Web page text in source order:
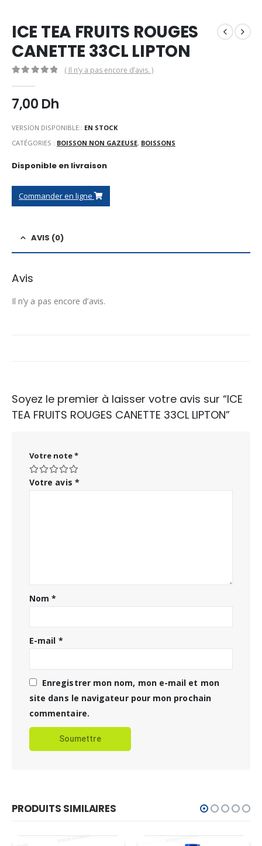
ICE TEA FRUITS ROUGES
CANETTE 33CL LIPTON
( Il n’y a pas encore d’avis. )
7,00 Dh
VERSION DISPONIBLE:: EN STOCK
CATÉGORIES : BOISSON NON GAZEUSE, BOISSONS
Disponible en livraison
Commander en ligne
AVIS (0)
Avis
Il n’y a pas encore d’avis.
Soyez le premier à laisser votre avis sur “ICE
TEA FRUITS ROUGES CANETTE 33CL LIPTON”
Votre note*
Votre avis *
Nom*
E-mail *
Enregistrer mon nom, mon e-mail et mon
site dans le navigateur pour mon prochain
commentaire.
PRODUITS SIMILAIRES